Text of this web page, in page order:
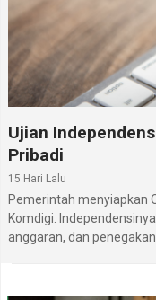
Ujian
Pribadi
15 Hari Lalu
Pemerintah menyiapkan
Komdigi.
anggaran, dan